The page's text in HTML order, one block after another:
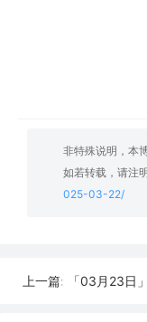
非特殊说明，本
如若转载，请注
025-03-22/
上一篇: 「03月23日」免费节点数量24个，SSR/V2ray/